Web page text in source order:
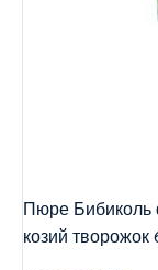
Пюре Бибиколь
козий творожок